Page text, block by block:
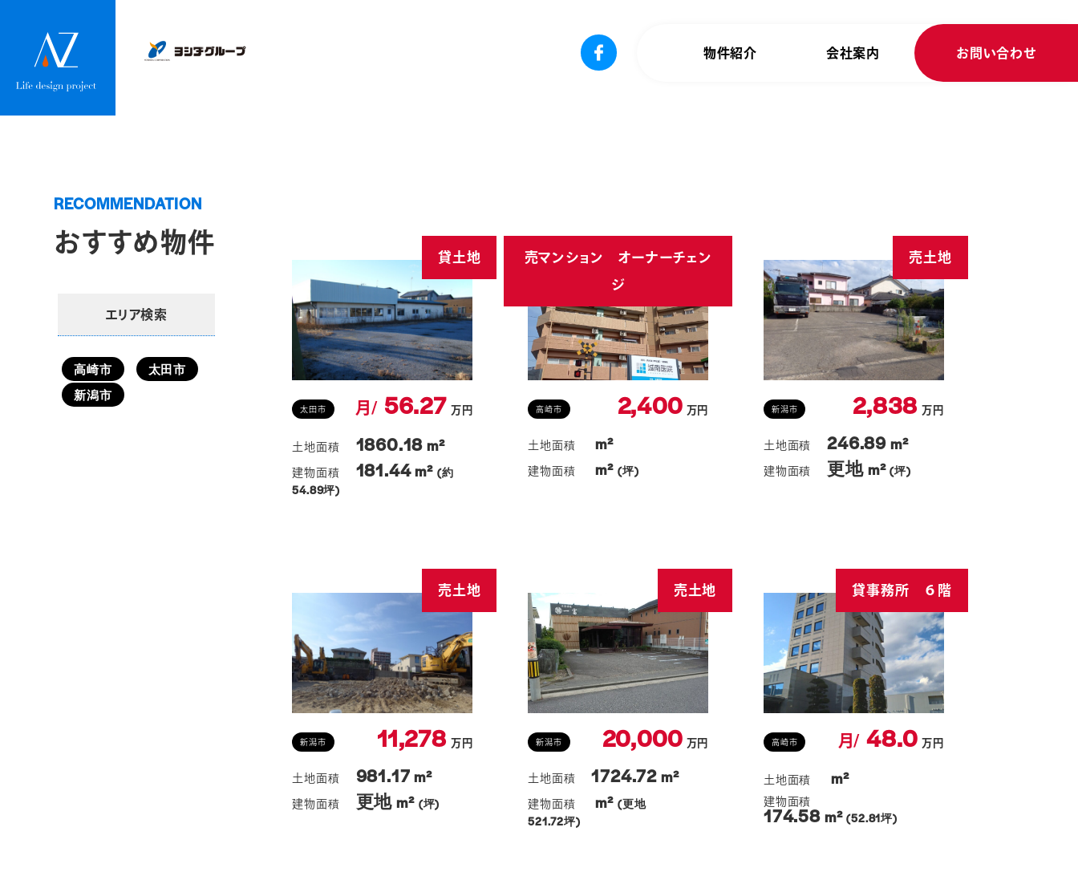
物件紹介 会社案内 お問い合わせ
RECOMMENDATION
おすすめ物件
高崎市
太田市
新潟市
貸土地
太田市 月/ 56.27 万円
1860.18 m²
181.44 m² (約
54.89坪)
売マンション オーナーチェン
ジ
高崎市 2,400 万円
m²
m² (坪)
売土地
新潟市 2,838 万円
246.89 m²
更地 m² (坪)
売土地
新潟市 11,278 万円
981.17 m²
更地 m² (坪)
売土地
新潟市 20,000 万円
1724.72 m²
m² (更地
521.72坪)
貸事務所 ６階
高崎市 月/ 48.0 万円
m²
174.58 m² (52.81坪)